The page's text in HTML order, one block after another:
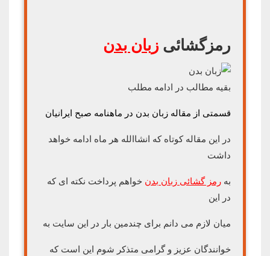
رمزگشائی زبان بدن
بقیه مطالب در ادامه مطلب
قسمتی از مقاله زبان بدن در ماهنامه صبح ایرانیان
در این مقاله کوتاه که انشاالله هر ماه ادامه خواهد
داشت
به رمز گشائی زبان بدن خواهم پرداخت نکته ای که
در این
میان لازم می دانم برای چندمین بار در این سایت به
خوانندگان عزیز و گرامی متذکر شوم این است که